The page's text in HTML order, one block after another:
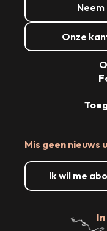
Onze
Mis geen nieuws
Ik wil me